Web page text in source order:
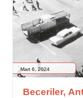
Mart 6, 2024
Beceriler,